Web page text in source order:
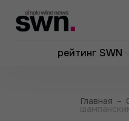
рейтинг SWN
Главная –